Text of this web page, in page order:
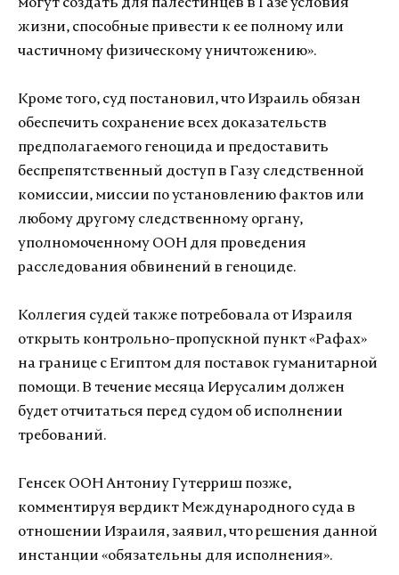
могут создать для палестинцев в Газе условия
жизни, способные привести к ее полному или
частичному физическому уничтожению».
Кроме того, суд постановил, что Израиль обязан
обеспечить сохранение всех доказательств
предполагаемого геноцида и предоставить
беспрепятственный доступ в Газу следственной
комиссии, миссии по установлению фактов или
любому другому следственному органу,
уполномоченному ООН для проведения
расследования обвинений в геноциде.
Коллегия судей также потребовала от Израиля
открыть контрольно-пропускной пункт «Рафах»
на границе с Египтом для поставок гуманитарной
помощи. В течение месяца Иерусалим должен
будет отчитаться перед судом об исполнении
требований.
Генсек ООН Антониу Гутерриш позже,
комментируя вердикт Международного суда в
отношении Израиля, заявил, что решения данной
инстанции «обязательны для исполнения».